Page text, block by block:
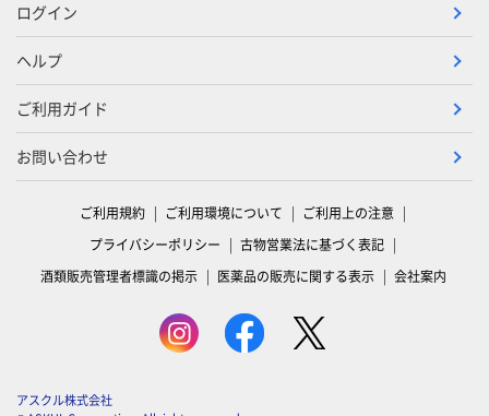
ログイン
ヘルプ
ご利用ガイド
お問い合わせ
ご利用規約 ご利用環境について
ご利用上の注意
プライバシーポリシー
古物営業法に基づく表記
酒類販売管理者標識の掲示
医薬品の販売に関する表示 会社案内
アスクル株式会社